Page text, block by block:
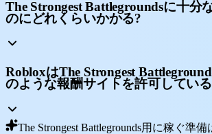
The Strongest Battlegroundsに十分
のにどれくらいかかる?
RobloxはThe Strongest
のような報酬サイトを許可してい
The Strongest Battlegrounds用に稼ぐ準